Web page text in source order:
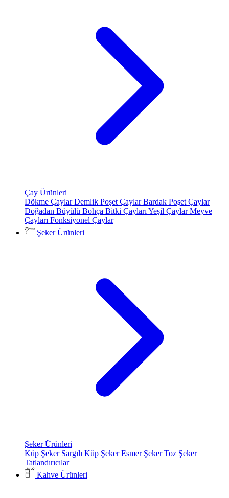
Çay Ürünleri
Dökme ÇaylarDemlik Poşet ÇaylarBardak Poşet Çaylar
Doğadan Büyülü Bohça Bitki Çayları Yeşil ÇaylarMeyve
Çayları Fonksiyonel Çaylar
Şeker Ürünleri
Şeker Ürünleri
Küp Şeker Sargılı Küp ŞekerEsmer ŞekerToz Şeker
Tatlandırıcılar
Kahve Ürünleri